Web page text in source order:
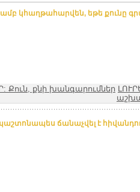
կհաղթահարվեն, եթե քունը
Քուն, քնի խանգարումներ
ճանաչվել է